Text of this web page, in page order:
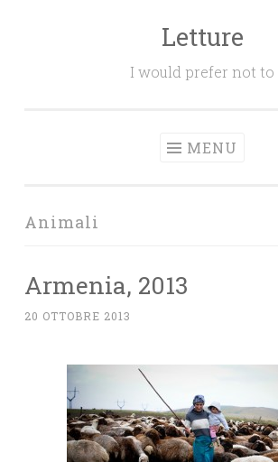
Letture
I would prefer not to
MENU
Animali
Armenia, 2013
20 OTTOBRE 2013